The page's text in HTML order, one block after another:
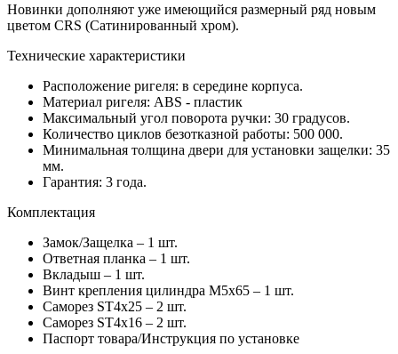
Новинки дополняют уже имеющийся размерный ряд новым
цветом CRS (Сатинированный хром).
Технические характеристики
Расположение ригеля: в середине корпуса.
Материал ригеля: ABS - пластик
Максимальный угол поворота ручки: 30 градусов.
Количество циклов безотказной работы: 500 000.
Минимальная толщина двери для установки защелки: 35
мм.
Гарантия: 3 года.
Комплектация
Замок/Защелка – 1 шт.
Ответная планка – 1 шт.
Вкладыш – 1 шт.
Винт крепления цилиндра M5x65 – 1 шт.
Саморез ST4х25 – 2 шт.
Саморез ST4х16 – 2 шт.
Паспорт товара/Инструкция по установке